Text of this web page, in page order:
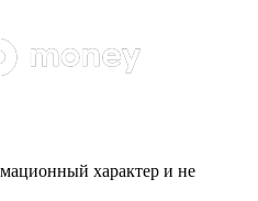
характер и не